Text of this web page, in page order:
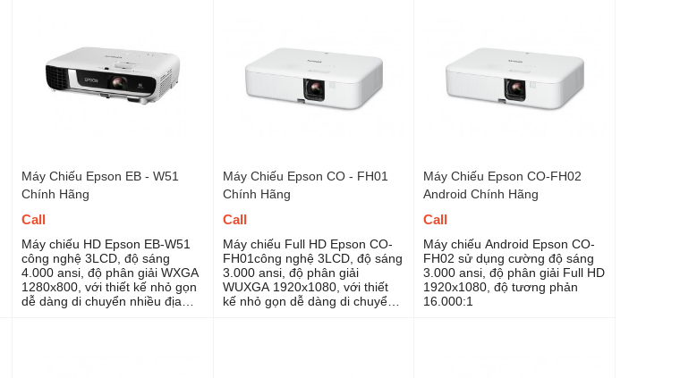
Máy Chiếu Epson EB - W51
Chính Hãng
Call
Máy chiếu HD Epson EB-W51
công nghệ 3LCD, độ sáng
4.000 ansi, độ phân giải WXGA
1280x800, với thiết kế nhỏ gọn
dễ dàng di chuyển nhiều địa
Máy Chiếu Epson CO - FH01
Chính Hãng
Call
Máy chiếu Full HD Epson CO-
FH01công nghệ 3LCD, độ sáng
3.000 ansi, độ phân giải
WUXGA 1920x1080, với thiết
kế nhỏ gọn dễ dàng di chuyển
Máy Chiếu Epson CO-FH02
Android Chính Hãng
Call
Máy chiếu Android Epson CO-
FH02 sử dụng cường độ sáng
3.000 ansi, độ phân giải Full HD
1920x1080, độ tương phản
16.000:1